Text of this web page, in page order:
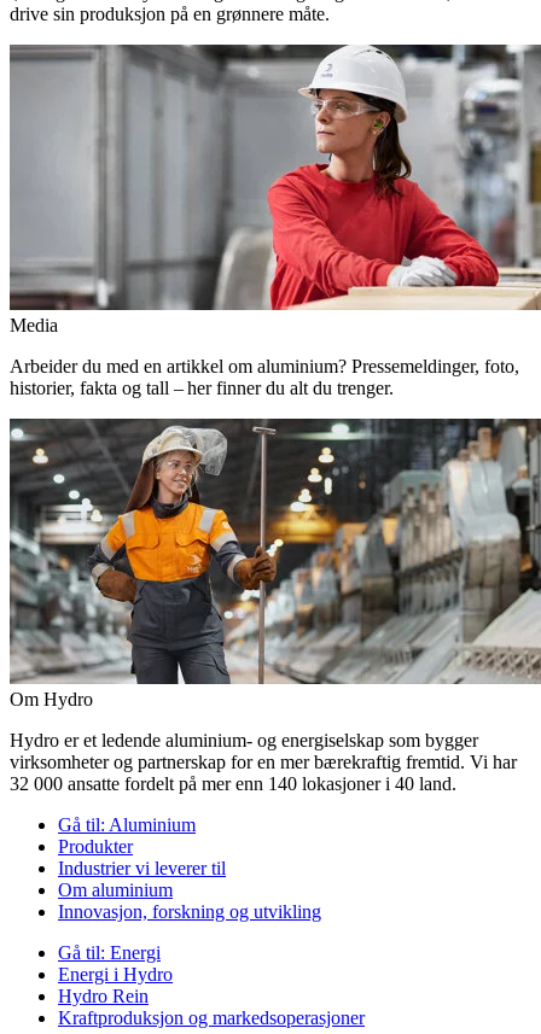
drive sin produksjon på en grønnere måte.
Media
Arbeider du med en artikkel om aluminium? Pressemeldinger, foto,
historier, fakta og tall – her finner du alt du trenger.
Om Hydro
Hydro er et ledende aluminium- og energiselskap som bygger
virksomheter og partnerskap for en mer bærekraftig fremtid. Vi har
32 000 ansatte fordelt på mer enn 140 lokasjoner i 40 land.
Gå til: Aluminium
Produkter
Industrier vi leverer til
Om aluminium
Innovasjon, forskning og utvikling
Gå til: Energi
Energi i Hydro
Hydro Rein
Kraftproduksjon og markedsoperasjoner